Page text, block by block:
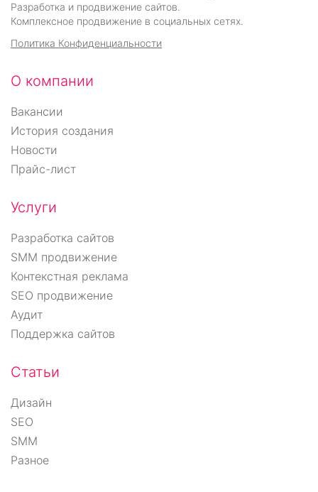
Разработка и продвижение сайтов.
Комплексное продвижение в социальных сетях.
Политика Конфиденциальности
О компании
Вакансии
История создания
Новости
Прайс-лист
Услуги
Разработка сайтов
SMM продвижение
Контекстная реклама
SEO продвижение
Аудит
Поддержка сайтов
Статьи
Дизайн
SEO
SMM
Разное